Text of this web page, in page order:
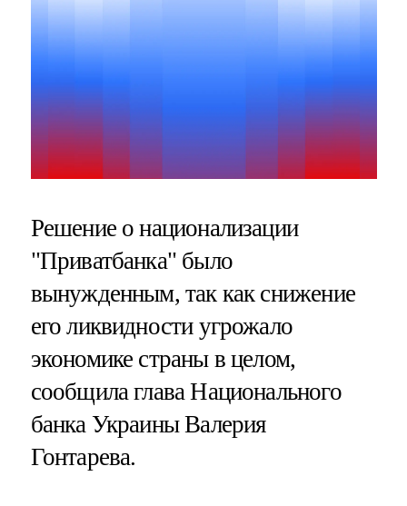
Решение о национализации
"Приватбанка" было
вынужденным, так как снижение
его ликвидности угрожало
экономике страны в целом,
сообщила глава Национального
банка Украины Валерия
Гонтарева.